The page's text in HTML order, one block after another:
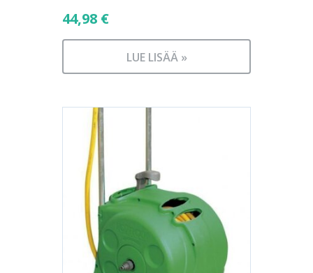
44,98 €
LUE LISÄÄ »